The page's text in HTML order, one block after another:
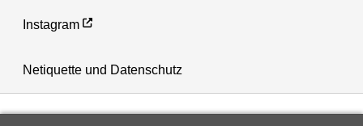
Instagram
Netiquette und Datenschutz